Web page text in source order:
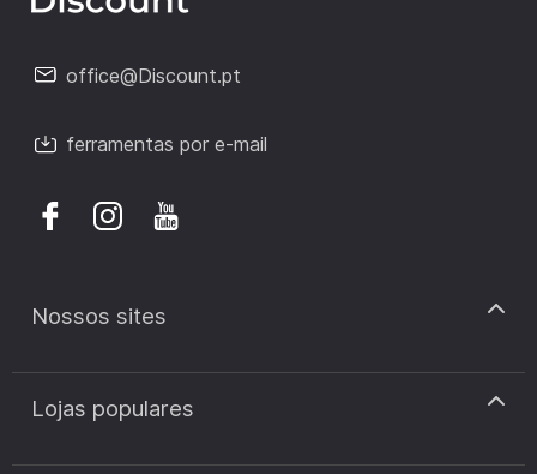
office@Discount.pt
ferramentas por e-mail
Nossos sites
discount.pt
discount.sk
Lojas populares
Cupão de desconto Zooplus